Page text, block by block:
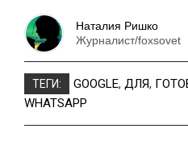
Наталия Ришко
Журналист/foxsovet
ТЕГИ: GOOGLE, ДЛЯ,
WHATSAPP